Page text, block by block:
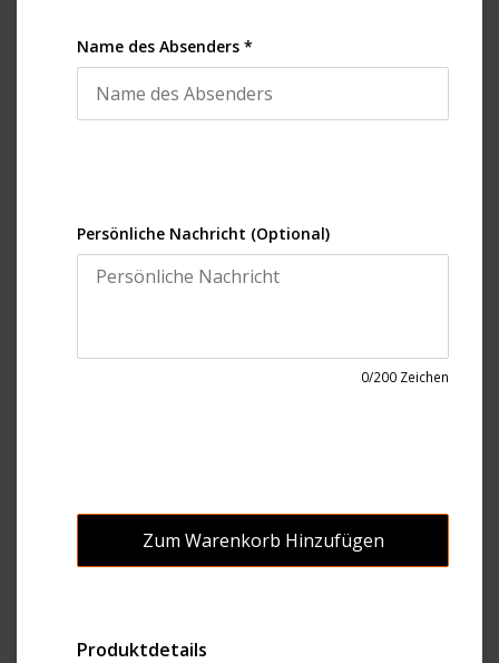
Name des Absenders *
Persönliche Nachricht (Optional)
0/200 Zeichen
Produktdetails